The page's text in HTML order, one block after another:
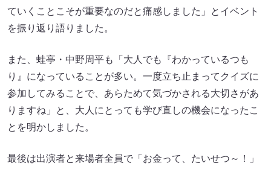
ていくことこそが重要なのだと痛感しました」とイベント
を振り返り語りました。
また、蛙亭・中野周平も「大人でも『わかっているつも
り』になっていることが多い。一度立ち止まってクイズに
参加してみることで、あらためて気づかされる大切さがあ
りますね」と、大人にとっても学び直しの機会になったこ
とを明かしました。
最後は出演者と来場者全員で「お金って、たいせつ～！」